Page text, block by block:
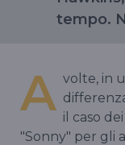
tempo.
A volte, in
il caso
"Sonny" per gli